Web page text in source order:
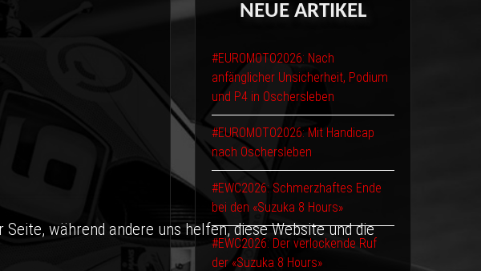
04 - Spa
06 - Most
NEUE ARTIKEL
#EUROMOTO2026: Nach
anfänglicher Unsicherheit, Podium
und P4 in Oschersleben
#EUROMOTO2026: Mit Handicap
nach Oschersleben
#EWC2026: Schmerzhaftes Ende
bei den «Suzuka 8 Hours»
#EWC2026: Der verlockende Ruf
der «Suzuka 8 Hours»
während andere uns helfen, diese Website und die